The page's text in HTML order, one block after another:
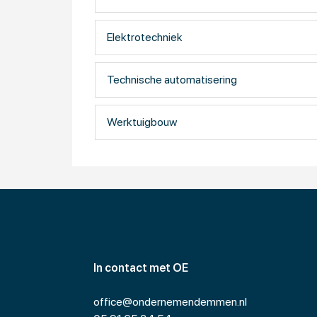
Onder de merknaam Marpower levert
(frequentie omvormers), walstroom
voornamelijk toegepast in de scheepsbouw
Eekels realiseert een omzet van ongeveer
en representative offices in China en Vietnam.
Eekels is onderdeel van TBI. TBI is een
allemaal beschikken over hoogwaardige
naam, maar werken ook met elkaar samen.
voedingsbodem voor innovatie en synergie.
en onderhoud.
Elektrotechniek
Technische automatisering
Werktuigbouw
In contact met OE
office@ondernemendemmen.nl